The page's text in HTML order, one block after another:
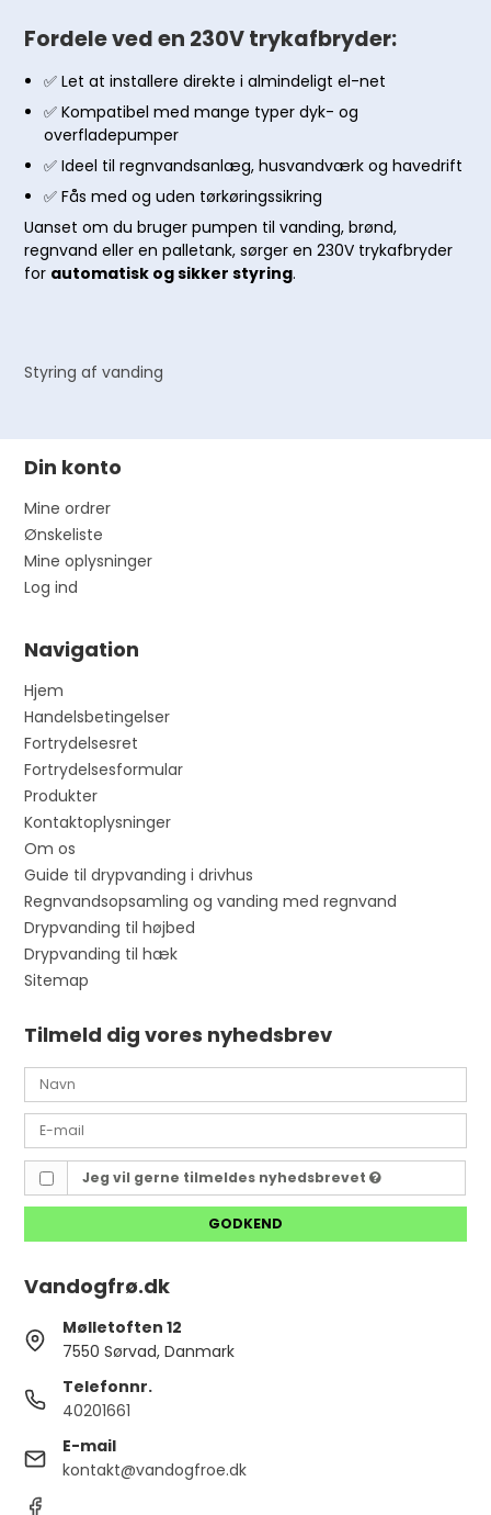
Fordele ved en 230V trykafbryder:
✅ Let at installere direkte i almindeligt el-net
✅ Kompatibel med mange typer dyk- og
overfladepumper
✅ Ideel til regnvandsanlæg, husvandværk og havedrift
✅ Fås med og uden tørkøringssikring
Uanset om du bruger pumpen til vanding, brønd,
regnvand eller en palletank, sørger en 230V trykafbryder
for automatisk og sikker styring.
Styring af vanding
Din konto
Mine ordrer
Ønskeliste
Mine oplysninger
Log ind
Navigation
Hjem
Handelsbetingelser
Fortrydelsesret
Fortrydelsesformular
Produkter
Kontaktoplysninger
Om os
Guide til drypvanding i drivhus
Regnvandsopsamling og vanding med regnvand
Drypvanding til højbed
Drypvanding til hæk
Sitemap
Tilmeld dig vores nyhedsbrev
Jeg vil gerne tilmeldes nyhedsbrevet
GODKEND
Vandogfrø.dk
Mølletoften 12
7550 Sørvad, Danmark
Telefonnr.
40201661
E-mail
kontakt@vandogfroe.dk